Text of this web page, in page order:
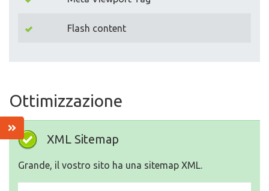
Flash content
Ottimizzazione
XML Sitemap
Grande, il vostro sito ha una sitemap XML.